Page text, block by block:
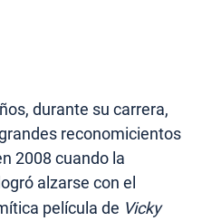
durante su carrera,
reconomicientos
2008 cuando la
alzarse con el
película de Vicky